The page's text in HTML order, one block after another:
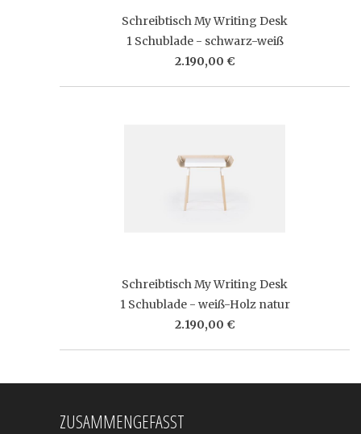
Schreibtisch My Writing Desk
1 Schublade - schwarz-weiß
2.190,00 €
Schreibtisch My Writing Desk
1 Schublade - weiß-Holz natur
2.190,00 €
ZUSAMMENGEFASST